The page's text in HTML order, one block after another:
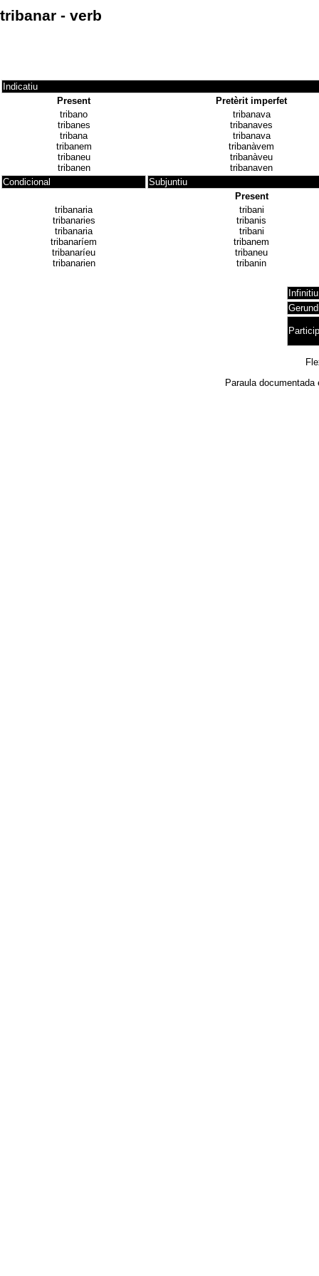
tribanar - verb
Indicatiu
Present
Pretèrit imperfet
tribano
tribanes
tribana
tribanem
tribaneu
tribanen
tribanava
tribanaves
tribanava
tribanàvem
tribanàveu
tribanaven
Condicional
Subjuntiu
Present
tribanaria
tribanaries
tribanaria
tribanaríem
tribanaríeu
tribanarien
tribani
tribanis
tribani
tribanem
tribaneu
tribanin
Infinitiu
Paraula